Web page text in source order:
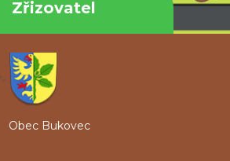
Zřizovatel
Obec Bukovec